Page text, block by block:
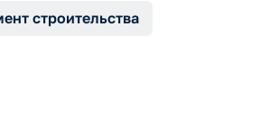
строительства